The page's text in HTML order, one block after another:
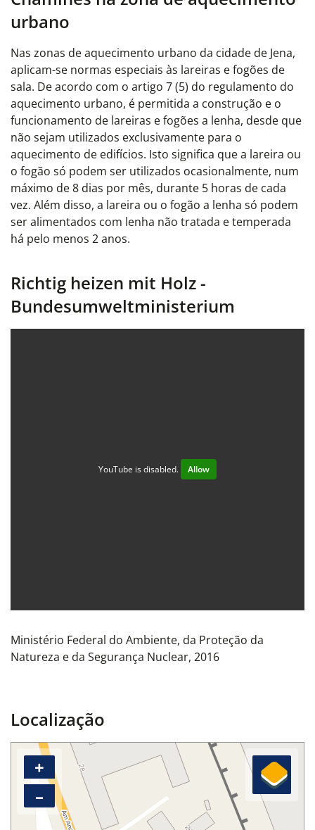
urbano
Nas zonas de aquecimento urbano da cidade de Jena,
aplicam-se normas especiais às lareiras e fogões de
sala. De acordo com o artigo 7 (5) do regulamento do
aquecimento urbano, é permitida a construção e o
funcionamento de lareiras e fogões a lenha, desde que
não sejam utilizados exclusivamente para o
aquecimento de edifícios. Isto significa que a lareira ou
o fogão só podem ser utilizados ocasionalmente, num
máximo de 8 dias por mês, durante 5 horas de cada
vez. Além disso, a lareira ou o fogão a lenha só podem
ser alimentados com lenha não tratada e temperada
há pelo menos 2 anos.
Richtig heizen mit Holz -
Bundesumweltministerium
YouTube is disabled. Allow
Ministério Federal do Ambiente, da Proteção da
Natureza e da Segurança Nuclear, 2016
Localização
+
–